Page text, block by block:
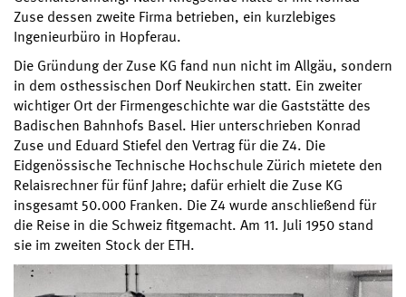
Zuse dessen zweite Firma betrieben, ein kurzlebiges
Ingenieurbüro in Hopferau.
Die Gründung der Zuse KG fand nun nicht im Allgäu, sondern
in dem osthessischen Dorf Neukirchen statt. Ein zweiter
wichtiger Ort der Firmengeschichte war die Gaststätte des
Badischen Bahnhofs Basel. Hier unterschrieben Konrad
Zuse und Eduard Stiefel den Vertrag für die Z4. Die
Eidgenössische Technische Hochschule Zürich mietete den
Relaisrechner für fünf Jahre; dafür erhielt die Zuse KG
insgesamt 50.000 Franken. Die Z4 wurde anschließend für
die Reise in die Schweiz fitgemacht. Am 11. Juli 1950 stand
sie im zweiten Stock der ETH.